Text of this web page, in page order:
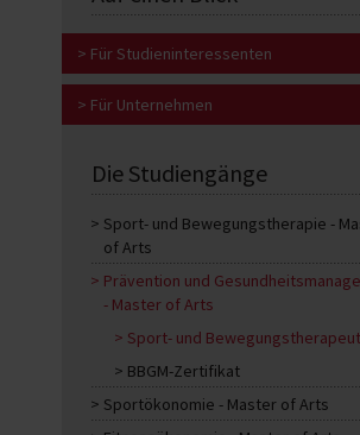
Für Studieninteressenten
Für Unternehmen
Die Studiengänge
Sport- und Bewegungstherapie -
of Arts
Prävention und
- Master of Arts
Sport- und Bewegungstherapeut
BBGM-Zertifikat
Sportökonomie - Master of Arts